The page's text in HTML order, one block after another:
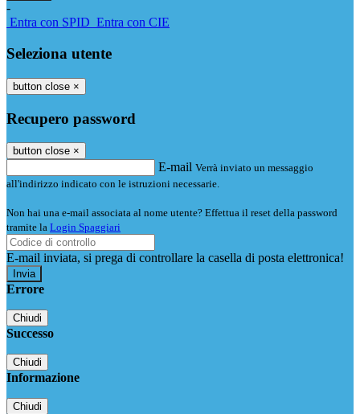
-
Entra con SPID Entra con CIE
Seleziona utente
button close ×
Recupero password
button close ×
E-mail Verrà inviato un messaggio
all'indirizzo indicato con le istruzioni necessarie.
Non hai una e-mail associata al nome utente? Effettua il reset della password
tramite la Login Spaggiari
E-mail inviata, si prega di controllare la casella di posta elettronica!
Errore
Chiudi
Successo
Chiudi
Informazione
Chiudi